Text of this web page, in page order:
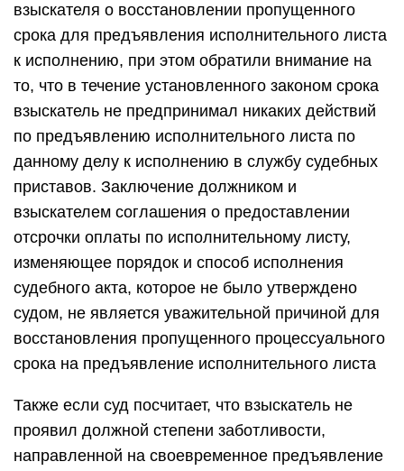
взыскателя о восстановлении пропущенного
срока для предъявления исполнительного листа
к исполнению, при этом обратили внимание на
то, что в течение установленного законом срока
взыскатель не предпринимал никаких действий
по предъявлению исполнительного листа по
данному делу к исполнению в службу судебных
приставов. Заключение должником и
взыскателем соглашения о предоставлении
отсрочки оплаты по исполнительному листу,
изменяющее порядок и способ исполнения
судебного акта, которое не было утверждено
судом, не является уважительной причиной для
восстановления пропущенного процессуального
срока на предъявление исполнительного листа
Также если суд посчитает, что взыскатель не
проявил должной степени заботливости,
направленной на своевременное предъявление